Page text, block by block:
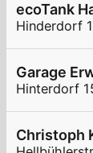
ecoTank
Hinderdorf
Garage
Hinterdorf
Christoph